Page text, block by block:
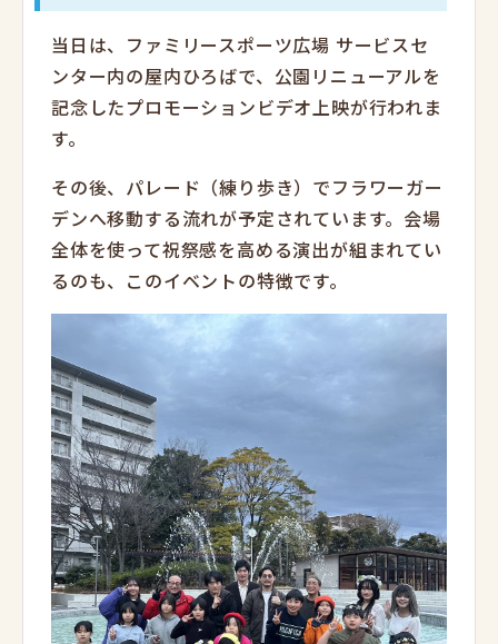
当日は、ファミリースポーツ広場 サービスセ
ンター内の屋内ひろばで、公園リニューアルを
記念したプロモーションビデオ上映が行われま
す。
その後、パレード（練り歩き）でフラワーガー
デンへ移動する流れが予定されています。会場
全体を使って祝祭感を高める演出が組まれてい
るのも、このイベントの特徴です。